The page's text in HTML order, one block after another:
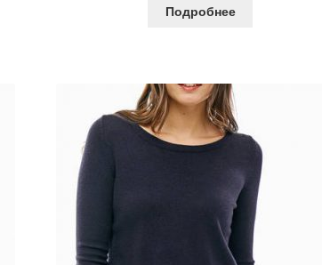
Подробнее